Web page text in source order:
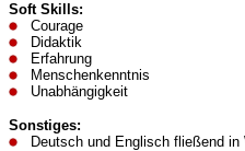
Soft Skills:
Courage
Didaktik
Erfahrung
Menschenkenntnis
Unabhängigkeit
Sonstiges:
Deutsch und Englisch fließend